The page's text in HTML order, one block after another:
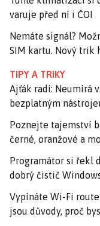
varuje před ní i ČOI
Nemáte signál?
SIM kartu. Nový trik
TIPY A TRIKY
Ajťák radí: Neumírá
bezplatným
Poznejte tajemství
černé, oranžové a
Programátor si řekl
dobrý čistič
Vypínáte Wi-Fi
jsou důvody, proč